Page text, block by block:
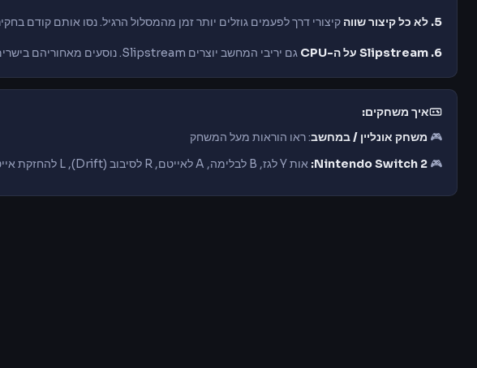
5. לא כל קיצור שווה קיצורי דרך לפעמים גוזלים יותר זמן מהמסלול הרגיל. נסו אותם קודם
6. Slipstream על ה-CPU גם יריבי המחשב יוצרים Slipstream. נוסעים מאחוריהם בישרים ארוכים לצבור בוסט חינמי.
איך משחקים:
🎮 משחק אונליין / במחשב: ראו הוראות מעל המשחק
🎮
Nintendo Switch 2: אות Y לגז, B לבלימה, A לאייטם, R לסיבוב (Drift), L להחזקת אייטם מאחור, ZR לאשכרה